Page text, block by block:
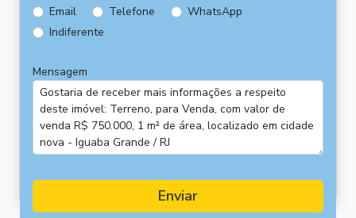
Email
Telefone
WhatsApp
Indiferente
Mensagem
Enviar